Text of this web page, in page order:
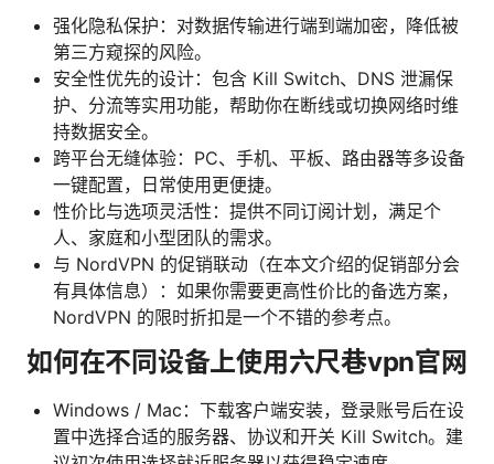
强化隐私保护：对数据传输进行端到端加密，降低被
第三方窥探的风险。
安全性优先的设计：包含 Kill Switch、DNS 泄漏保
护、分流等实用功能，帮助你在断线或切换网络时维
持数据安全。
跨平台无缝体验：PC、手机、平板、路由器等多设备
一键配置，日常使用更便捷。
性价比与选项灵活性：提供不同订阅计划，满足个
人、家庭和小型团队的需求。
与 NordVPN 的促销联动（在本文介绍的促销部分会
有具体信息）：如果你需要更高性价比的备选方案，
NordVPN 的限时折扣是一个不错的参考点。
如何在不同设备上使用六尺巷vpn官网
Windows / Mac：下载客户端安装，登录账号后在设
置中选择合适的服务器、协议和开关 Kill Switch。建